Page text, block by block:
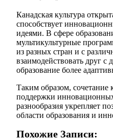
Канадская культура
способствует
идеями. В сфере
мультикультурные
из разных стран и с
взаимодействовать друг с
образование более
Таким образом, сочетание
поддержки
разнообразия укрепляет
области образования и
Похожие Записи: